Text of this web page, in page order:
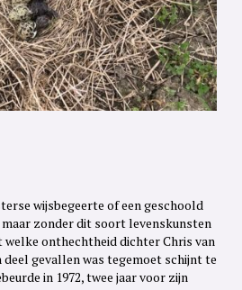
wijsbegeerte of een geschoold
zonder dit soort levenskunsten
onthechtheid dichter Chris van
gevallen was tegemoet schijnt te
in 1972, twee jaar voor zijn